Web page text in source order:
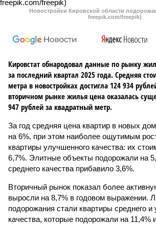
Новостройки Кировской области
freepik.com/freepik)
Кировстат обнародовал данные по рынку
за последний квартал 2025 года. Средняя
метра в новостройках достигла 124 934
вторичном рынке жилья цена оказалась
947 рублей за квадратный метр.
За год средняя цена квартир в новых
на 6%, при этом наиболее ощутимым
квартиры улучшенного качества: их
6,7%. Элитные объекты подорожали на
среднего качества прибавило 3,6%.
Вторичный рынок показал более
выросли на 8,7% в годовом выражении.
подорожания стали квартиры среднего и
качества, которые подорожали на 11,4%